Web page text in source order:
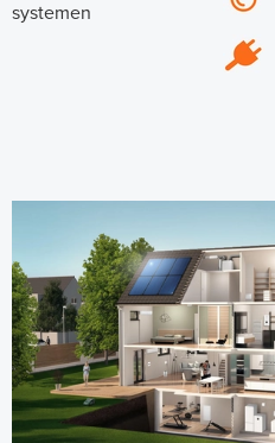
systemen